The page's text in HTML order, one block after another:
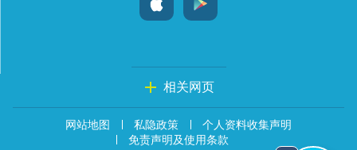
相关网页
网站地图 私隐政策
个人资料收集声明
免责声明及使用条款